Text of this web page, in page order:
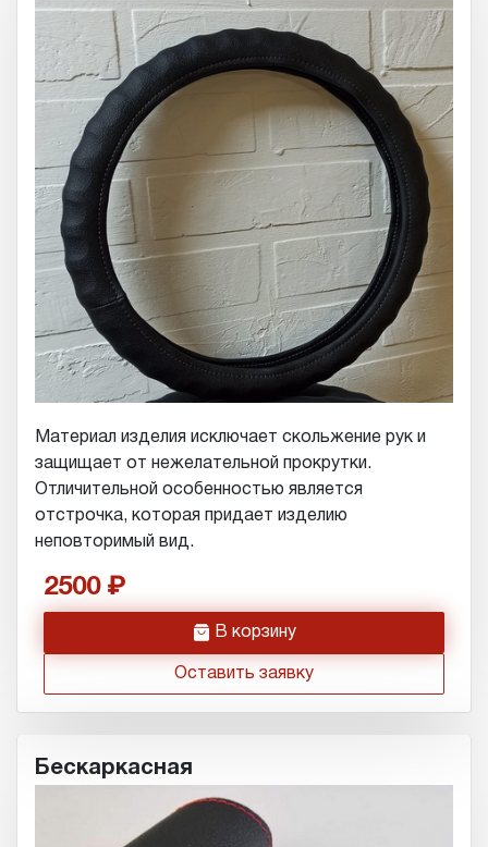
Материал изделия исключает скольжение рук и
защищает от нежелательной прокрутки.
Отличительной особенностью является
отстрочка, которая придает изделию
неповторимый вид.
2500
h В корзину
Оставить заявку
Бескаркасная